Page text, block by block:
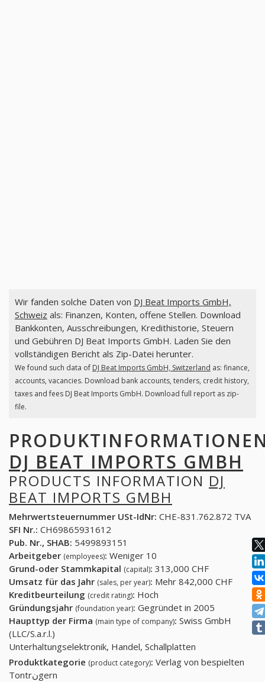
Wir fanden solche Daten von DJ Beat Imports GmbH,
Schweiz als: Finanzen, Konten, offene Stellen. Download
Bankkonten, Ausschreibungen, Kredithistorie, Steuern
und Gebühren DJ Beat Imports GmbH. Laden Sie den
vollständigen Bericht als Zip-Datei herunter.
We found such data of DJ Beat Imports GmbH, Switzerland as: finance,
accounts, vacancies. Download bank accounts, tenders, credit history,
taxes and fees DJ Beat Imports GmbH. Download full report as zip-
file.
DJ BEAT IMPORTS GMBH
PRODUCTS INFORMATION DJ
BEAT IMPORTS GMBH
Mehrwertsteuernummer USt-IdNr: CHE-831.762.872 TVA
SFI Nr.: CH69865931612
Pub. Nr., SHAB: 5499893151
Arbeitgeber (employees): Weniger 10
Grund-oder Stammkapital (capital): 313,000 CHF
Umsatz für das Jahr (sales, per year): Mehr 842,000 CHF
Kreditbeurteilung (credit rating): Hoch
Gründungsjahr (foundation year): Gegründet in 2005
Haupttyp der Firma (main type of company): Swiss GmbH
(LLC/S.a.r.l.)
Unterhaltungselektronik, Handel, Schallplatten
Produktkategorie (product category): Verlag von bespielten
Tontrنgern